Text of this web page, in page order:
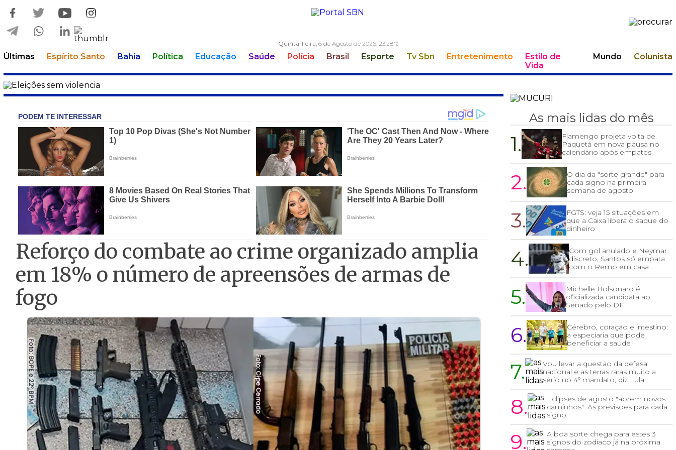
Quinta-Feira, 6 de Agosto de 2026, 23:28:17
Últimas Espírito Santo Bahia Política Educação Saúde Polícia Brasil Esporte Tv Sbn Entretenimento
Estilo de
Vida
Mundo Colunista
Reforço do combate ao crime organizado amplia
em 18% o número de apreensões de armas de
fogo
As mais lidas do mês
1.
Flamengo projeta volta de
Paquetá em nova pausa no
calendário após empates
2.
O dia da "sorte grande" para
cada signo na primeira
semana de agosto
3.
FGTS: veja 15 situações em
que a Caixa libera o saque do
dinheiro
4.
Com gol anulado e Neymar
discreto, Santos só empata
com o Remo em casa
5.
Michelle Bolsonaro é
oficializada candidata ao
Senado pelo DF
6.
Cérebro, coração e intestino:
a especiaria que pode
beneficiar a saúde
7.
Vou levar a questão da defesa
nacional e as terras raras muito a
sério no 4º mandato, diz Lula
8.
Eclipses de agosto "abrem novos
caminhos": As previsões para cada
signo
9.
A boa sorte chega para estes 3
signos do zodíaco já na próxima